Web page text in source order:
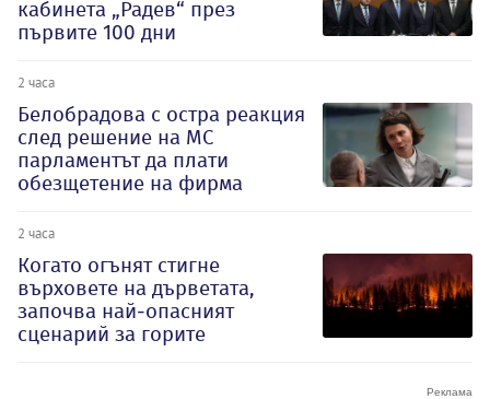
кабинета „Радев“ през
първите 100 дни
2 часа
Белобрадова с остра реакция
след решение на МС
парламентът да плати
обезщетение на фирма
2 часа
Когато огънят стигне
върховете на дърветата,
започва най-опасният
сценарий за горите